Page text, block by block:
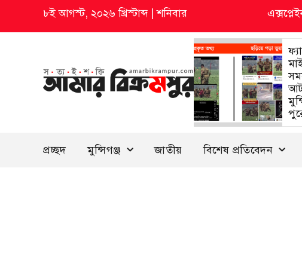
৮ই আগস্ট, ২০২৬ খ্রিস্টাব্দ|শনিবার
প্রচ্ছদ মুন্সিগঞ্জ জাতীয় বিশেষ প্রতিবেদন